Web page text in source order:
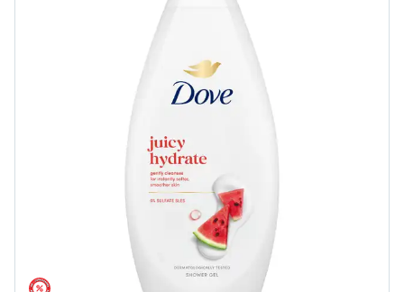
árréscsökkentés